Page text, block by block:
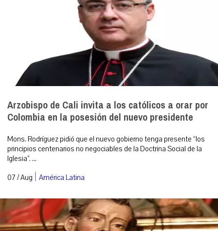
Arzobispo de Cali invita a los católicos a orar por
Colombia en la posesión del nuevo presidente
Mons. Rodríguez pidió que el nuevo gobierno tenga presente “los
principios centenarios no negociables de la Doctrina Social de la
Iglesia”. ...
07 / Aug | América Latina